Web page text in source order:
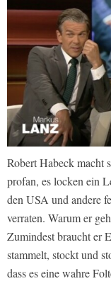
Robert Habeck macht
profan, es locken ein
den USA und andere
verraten. Warum er
Zumindest braucht er
stammelt, stockt und
dass es eine wahre